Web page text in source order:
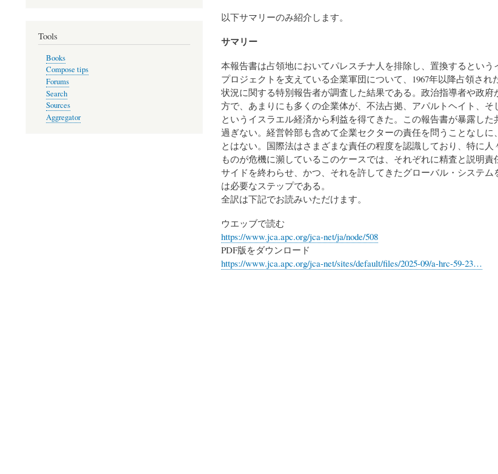
以下サマリーのみ紹介します。
サマリー
本報告書は占領地においてパレスチナ人を排除し、置換するという
プロジェクトを支えている企業軍団について、1967年以降占領され
状況に関する特別報告者が調査した結果である。政治指導者や政府
方で、あまりにも多くの企業体が、不法占拠、アパルトヘイト、そ
というイスラエル経済から利益を得てきた。この報告書が暴露した
過ぎない。経営幹部も含めて企業セクターの責任を問うことなしに
とはない。国際法はさまざまな責任の程度を認識しており、特に
ものが危機に瀕しているこのケースでは、それぞれに精査と説明責
サイドを終わらせ、かつ、それを許してきたグローバル・システム
は必要なステップである。
全訳は下記でお読みいただけます。
ウエッブで読む
https://www.jca.apc.org/jca-net/ja/node/508
PDF版をダウンロード
https://www.jca.apc.org/jca-net/sites/default/files/2025-09/a-hrc-59-23…
Tools
Books
Compose tips
Forums
Search
Sources
Aggregator